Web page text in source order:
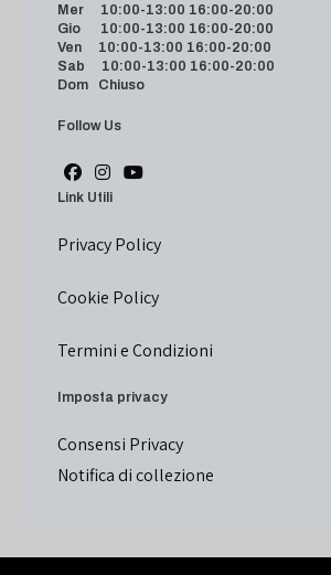
Mer 10:00-13:00 16:00-20:00
Gio 10:00-13:00 16:00-20:00
Ven 10:00-13:00 16:00-20:00
Sab 10:00-13:00 16:00-20:00
Dom Chiuso
Follow Us
Link Utili
Privacy Policy
Cookie Policy
Termini e Condizioni
Imposta privacy
Consensi Privacy
Notifica di collezione